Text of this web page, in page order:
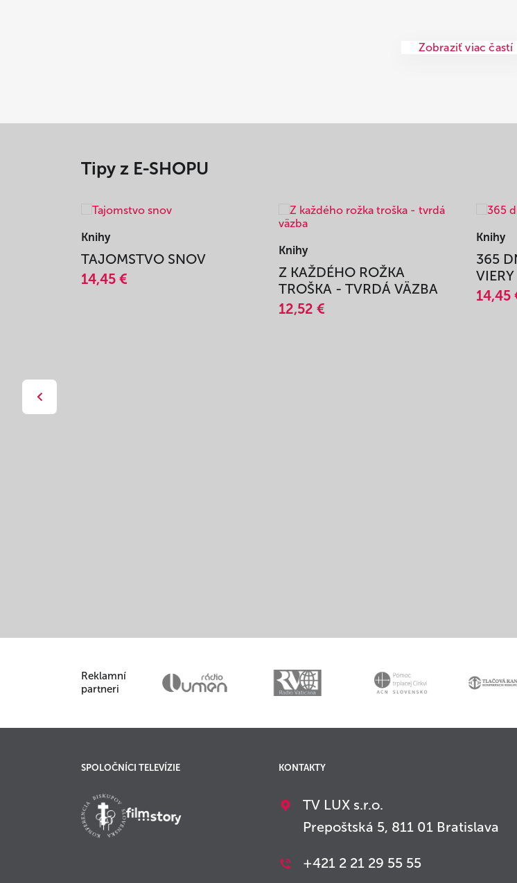
Zobraziť viac častí
Tipy z E-SHOPU
Knihy
TAJOMSTVO SNOV
14,45 €
Knihy
Z KAŽDÉHO ROŽKA
TROŠKA - TVRDÁ VÄZBA
12,52 €
Knihy
365
VIERY
14,45
Reklamní
partneri
SPOLOČNÍCI TELEVÍZIE KONTAKTY
TV LUX s.r.o.
Prepoštská 5, 811 01 Bratislava
+421 2 21 29 55 55